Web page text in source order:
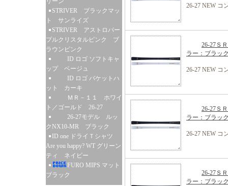
STRIVER ブラックマッ
ト サンライズ
STRIVER アストロパー
プルクリスタルピンク ブ
ラウンピンク
ID ロゴ ソフトキャ
ップ ベージュ
ID ロゴ バケットハ
ット カーキ
ＭＲ－１１ ホワイ
ト／ゴールド 26-27
26-27モデル ルッ
クNX10-MR ブラック
ID one ドライＴシャツ
Are you happy? WT グリーン
ティ ネイビー
FURO MIPS マット
ブラック
26-27 NEW コ
26-27Ｓ
ラー：ブラ
26-27 NEW コ
26-27Ｓ
ラー：ブラ
26-27 NEW コ
26-27Ｓ
ラー：ブラ